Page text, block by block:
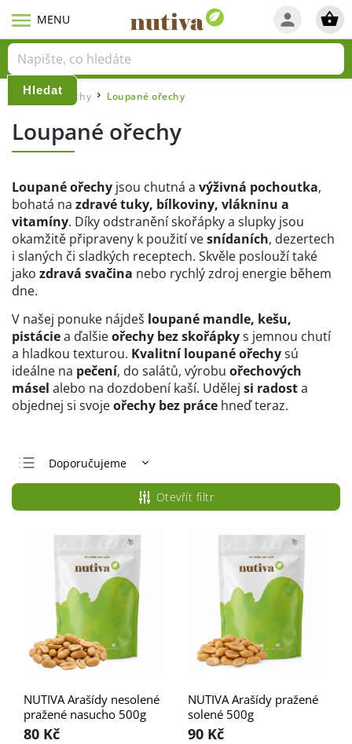
Hledat
Domů / Ořechy / Loupané ořechy
Loupané ořechy
Loupané ořechy jsou chutná a výživná pochoutka,
bohatá na zdravé tuky, bílkoviny, vlákninu a
vitamíny. Díky odstranění skořápky a slupky jsou
okamžitě připraveny k použití vesnídaních, dezertech
i slaných či sladkých receptech. Skvěle poslouží také
jako zdravá svačina nebo rychlý zdroj energie během
dne.
V našej ponuke nájdeš loupané mandle, kešu,
pistáciea ďalšieořechy bez skořápkys jemnou chutí
a hladkou texturou. Kvalitní loupané ořechysú
ideálne na pečení, do salátů, výrobu ořechových
másel alebo na dozdobení kaší. Udělej si radosta
objednej si svojeořechy bez práce hneď teraz.
Doporučujeme
Nejlevnější
Nejdražší
Nejprodávanější
Abecedně
Otevřít filtr
NUTIVA Arašídy nesolené
pražené nasucho 500g
80 Kč
NUTIVA Arašídy pražené
solené 500g
90 Kč